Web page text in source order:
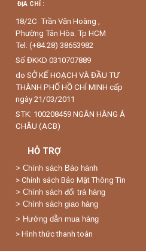
ĐỊA CHỈ :
18/2C Trần Văn Hoàng ,
Phường Tân Hòa. Tp HCM
Tel: (+84.28) 38653982
Số ĐKKD 0310707889
do SỞ KẾ HOẠCH VÀ ĐẦU TƯ
THÀNH PHỐ HỒ CHÍ MINH cấp
ngày 21/03/2011
STK: 100208459 NGÂN HÀNG Á
CHÂU (ACB)
HỖ TRỢ
> Chính sách Bảo hành
> Chính sách Bảo Mật Thông Tin
> Chính sách đổi trả hàng
> Chính sách giao hàng
> Hướng dẫn mua hàng
> Hình thức thanh toán